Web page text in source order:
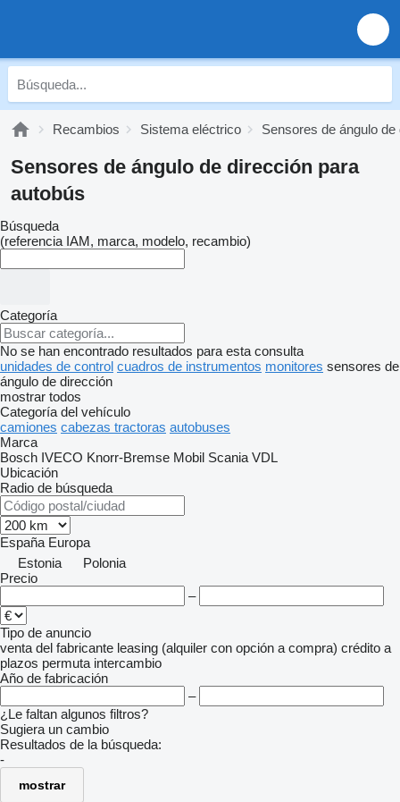
Recambios Sistema eléctrico Sensores de ángulo de
Sensores de ángulo de dirección para
autobús
Búsqueda
(referencia IAM, marca, modelo, recambio)
Categoría
No se han encontrado resultados para esta consulta
unidades de control cuadros de instrumentos monitores sensores de
ángulo de dirección
mostrar todos
Categoría del vehículo
camiones cabezas tractoras autobuses
Marca
Bosch IVECO Knorr-Bremse Mobil Scania VDL
Ubicación
Radio de búsqueda
España Europa
Estonia
Polonia
Precio
–
Tipo de anuncio
venta del fabricante leasing (alquiler con opción a compra) crédito a
plazos permuta intercambio
Año de fabricación
–
¿Le faltan algunos filtros?
Sugiera un cambio
Resultados de la búsqueda:
-
mostrar